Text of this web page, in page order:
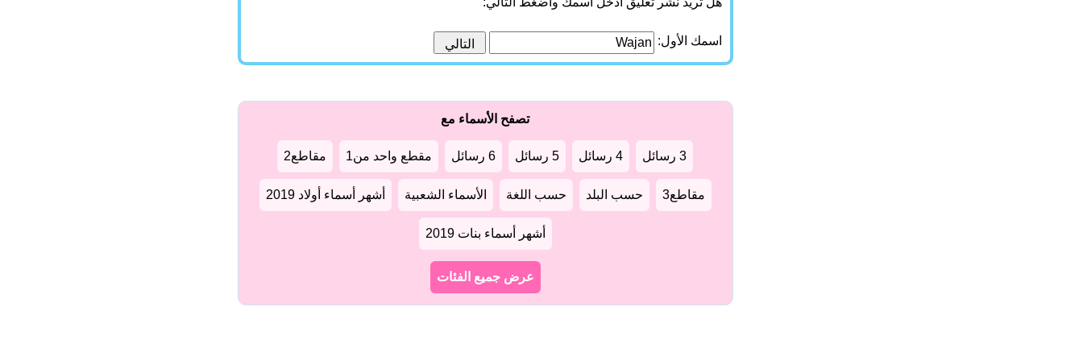
اسمك الأول:
تصفح الأسماء مع
3 رسائل 4 رسائل 5 رسائل 6 رسائل مقطع واحد من1 مقاطع2
مقاطع3 حسب البلد حسب اللغة الأسماء الشعبية أشهر أسماء أولاد 2019
أشهر أسماء بنات 2019
عرض جميع الفئات